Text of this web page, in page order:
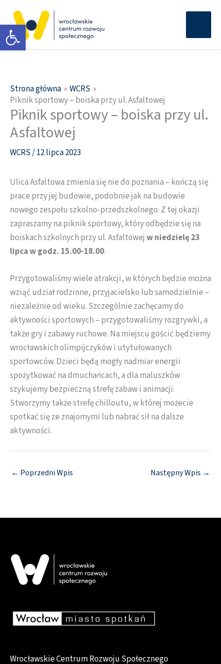
Otwórz pasek narzędzi
treści
Strona główna
WCRS
Piknik sportowy – boiska przy ul. Asfaltowej
Piknik sportowy – boiska przy ul.
Asfaltowej
WCRS/12 lipca 2023
Ulica Asfaltowa zmienia się nie do poznania – kończą się
prace przy jej budowie, podobnie jak na budowie
nowego zespołu szkolno-przedszkolnego. Z tej okazji
zapraszamy na piknik sportowy, który odbędzie się na
boiskach szkolnych przy ul. Asfaltowej w niedzielę 23
lipca w godz. 15.00-18.00.
Przygotowaliśmy wiele atrakcji, w których będzie można
wziąć udział rodzinne, przyjacielsko lub samodzielnie –
niezależnie od wieku. Szczególnie zachęcamy do
aktywności sportowych – przygotowaliśmy rozgrywki, a
także gry i zabawy ruchowe. Na miejscu gościć będziemy
wrocławskich olimpijczyków i utytułowanych
sportowców. Dzieci będą mogły nadmiar energii
spożytkować na dmuchańcach, a dla maluszków
szykujemy bezpieczną strefę zabaw i animacji.
Stworzymy także strefę chilloutu, w której możecie
spotkać się ze znajomymi lub nabrać sił na dalsze
aktywności.
← Poprzedni Wpis Następny Wpis →
Wrocławskie Centrum Rozwoju Społecznego